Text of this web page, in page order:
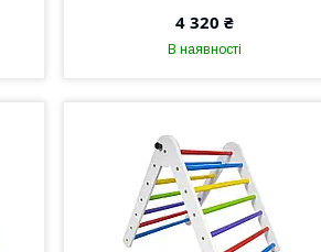
4 320 ₴
В наявності